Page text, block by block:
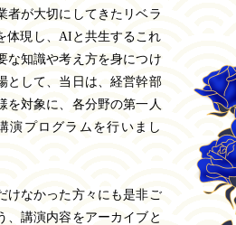
者が大切にしてきたリベラ
体現し、AIと共生するこれ
な知識や考え方を身につけ
として、当日は、経営幹部
を対象に、各分野の第一人
演プログラムを行いまし
けなかった方々にも是非ご
、講演内容をアーカイブと